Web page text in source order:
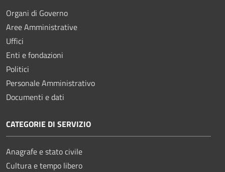
Organi di Governo
Aree Amministrative
Uffici
Enti e fondazioni
Politici
Personale Amministrativo
Documenti e dati
CATEGORIE DI SERVIZIO
Anagrafe e stato civile
Cultura e tempo libero